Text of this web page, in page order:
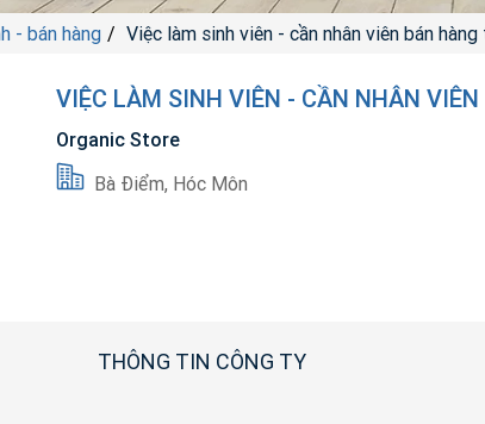
- bán hàng Việc làm sinh viên - cần nhân viên bán
VIỆC LÀM SINH VIÊN - CẦN NHÂN
Organic Store
Bà Điểm, Hóc Môn
THÔNG TIN CÔNG TY